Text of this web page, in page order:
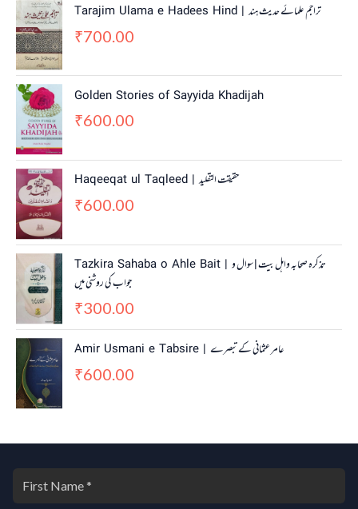
Tarajim Ulama e Hadees Hind | تراجم علمائے حديث ہند
₹700.00
Golden Stories of Sayyida Khadijah
₹600.00
Haqeeqat ul Taqleed | حقیقت التقلید
₹600.00
Tazkira Sahaba o Ahle Bait | تذکرہ صحابہ واہل بیت | سوال و
جواب کی روشنی میں
₹300.00
Amir Usmani e Tabsire | عامر عثمانی کے تبصرے
₹600.00